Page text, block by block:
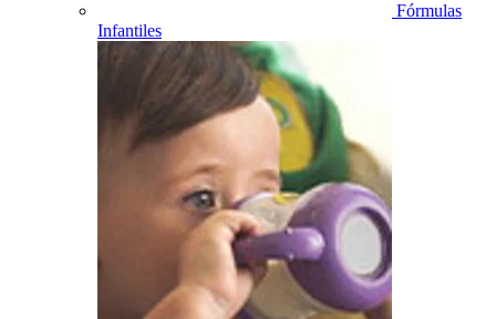
Fórmulas
Infantiles